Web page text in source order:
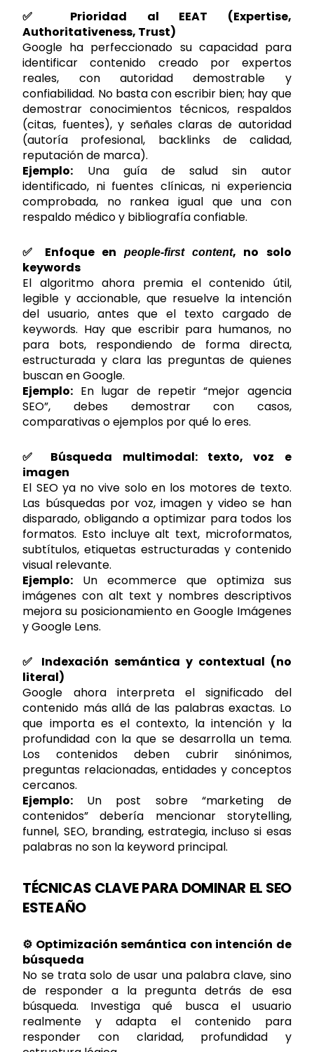
✅ Prioridad al EEAT (Expertise,
Authoritativeness, Trust)
Google ha perfeccionado su capacidad para
identificar contenido creado por expertos
reales, con autoridad demostrable y
confiabilidad. No basta con escribir bien; hay que
demostrar conocimientos técnicos, respaldos
(citas, fuentes), y señales claras de autoridad
(autoría profesional, backlinks de calidad,
reputación de marca).
Ejemplo: Una guía de salud sin autor
identificado, ni fuentes clínicas, ni experiencia
comprobada, no rankea igual que una con
respaldo médico y bibliografía confiable.
✅ Enfoque en people-first content, no solo
keywords
El algoritmo ahora premia el contenido útil,
legible y accionable, que resuelve la intención
del usuario, antes que el texto cargado de
keywords. Hay que escribir para humanos, no
para bots, respondiendo de forma directa,
estructurada y clara las preguntas de quienes
buscan en Google.
Ejemplo: En lugar de repetir “mejor agencia
SEO”, debes demostrar con casos,
comparativas o ejemplos por qué lo eres.
✅ Búsqueda multimodal: texto, voz e
imagen
El SEO ya no vive solo en los motores de texto.
Las búsquedas por voz, imagen y video se han
disparado, obligando a optimizar para todos los
formatos. Esto incluye alt text, microformatos,
subtítulos, etiquetas estructuradas y contenido
visual relevante.
Ejemplo: Un ecommerce que optimiza sus
imágenes con alt text y nombres descriptivos
mejora su posicionamiento en Google Imágenes
y Google Lens.
✅ Indexación semántica y contextual (no
literal)
Google ahora interpreta el significado del
contenido más allá de las palabras exactas. Lo
que importa es el contexto, la intención y la
profundidad con la que se desarrolla un tema.
Los contenidos deben cubrir sinónimos,
preguntas relacionadas, entidades y conceptos
cercanos.
Ejemplo: Un post sobre “marketing de
contenidos” debería mencionar storytelling,
funnel, SEO, branding, estrategia, incluso si esas
palabras no son la keyword principal.
TÉCNICAS CLAVE PARA DOMINAR EL SEO
ESTE AÑO
⚙️ Optimización semántica con intención de
búsqueda
No se trata solo de usar una palabra clave, sino
de responder a la pregunta detrás de esa
búsqueda. Investiga qué busca el usuario
realmente y adapta el contenido para
responder con claridad, profundidad y